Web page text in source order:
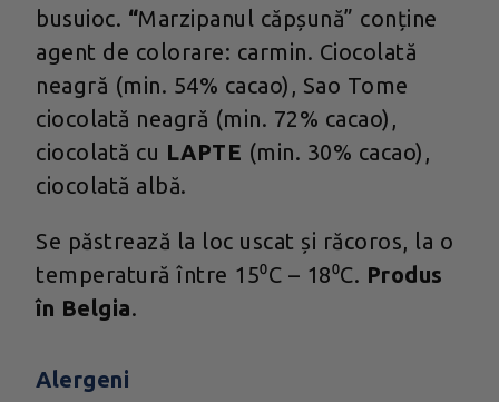
busuioc. “Marzipanul căpșună” conține
agent de colorare: carmin. Ciocolată
neagră (min. 54% cacao), Sao Tome
ciocolată neagră (min. 72% cacao),
ciocolată cu LAPTE (min. 30% cacao),
ciocolată albă.
Se păstrează la loc uscat și răcoros, la o
temperatură între 15⁰C – 18⁰C. Produs
în Belgia.
Alergeni